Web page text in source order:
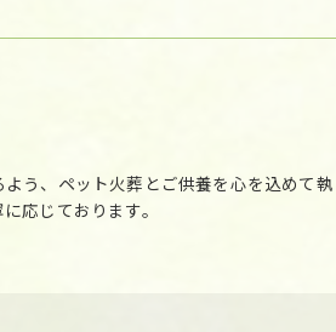
う、ペット火葬とご供養を心を込めて執
応じております。